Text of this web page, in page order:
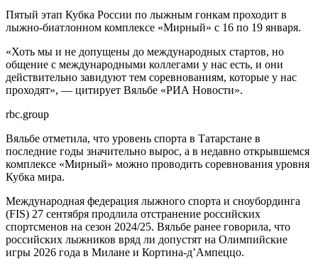
Пятый этап Кубка России по лыжным гонкам проходит в
лыжно‑биатлонном комплексе «Мирный» с 16 по 19 января.
«Хоть мы и не допущены до международных стартов, но
общение с международными коллегами у нас есть, и они
действительно завидуют тем соревнованиям, которые у нас
проходят», — цитирует Вяльбе «РИА Новости».
rbc.group
Вяльбе отметила, что уровень спорта в Татарстане в
последние годы значительно вырос, а в недавно открывшемся
комплексе «Мирный» можно проводить соревнования уровня
Кубка мира.
Международная федерация лыжного спорта и сноубординга
(FIS) 27 сентября продлила отстранение российских
спортсменов на сезон 2024/25. Вяльбе ранее говорила, что
российских лыжников вряд ли допустят на Олимпийские
игры 2026 года в Милане и Кортина-д’Ампеццо.